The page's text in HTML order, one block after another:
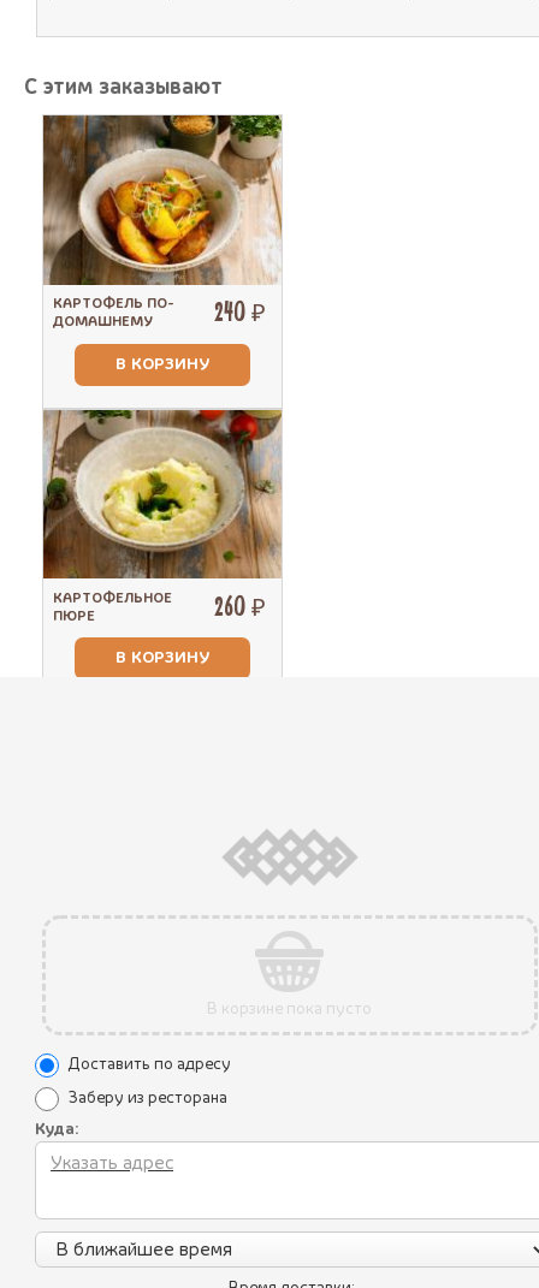
С этим заказывают
КАРТОФЕЛЬ ПО-
ДОМАШНЕМУ
240 ₽
В КОРЗИНУ
КАРТОФЕЛЬНОЕ
ПЮРЕ
260 ₽
В КОРЗИНУ
В КОРЗИНУ
В корзине пока пусто
Доставить по адресу
Заберу из ресторана
Куда: